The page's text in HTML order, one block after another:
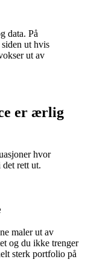
data. På
ut hvis
ut av
er ærlig
hvor
det rett ut.
maler ut av
og du ikke trenger
sterk portfolio på